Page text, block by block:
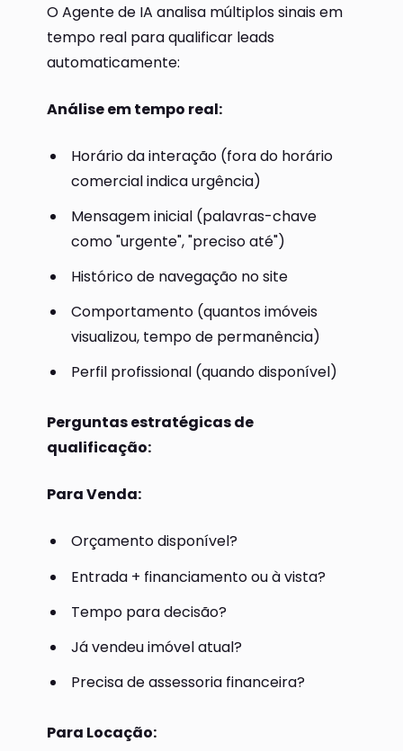
O Agente de IA analisa múltiplos sinais em
tempo real para qualificar leads
automaticamente:
Análise em tempo real:
Horário da interação (fora do horário
comercial indica urgência)
Mensagem inicial (palavras-chave
como "urgente", "preciso até")
Histórico de navegação no site
Comportamento (quantos imóveis
visualizou, tempo de permanência)
Perfil profissional (quando disponível)
Perguntas estratégicas de
qualificação:
Para Venda:
Orçamento disponível?
Entrada + financiamento ou à vista?
Tempo para decisão?
Já vendeu imóvel atual?
Precisa de assessoria financeira?
Para Locação: